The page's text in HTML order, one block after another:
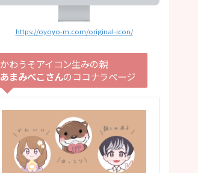
https://oyoyo-m.com/original-icon/
かわうそアイコン生みの親
あまみべこさんのココナラページ